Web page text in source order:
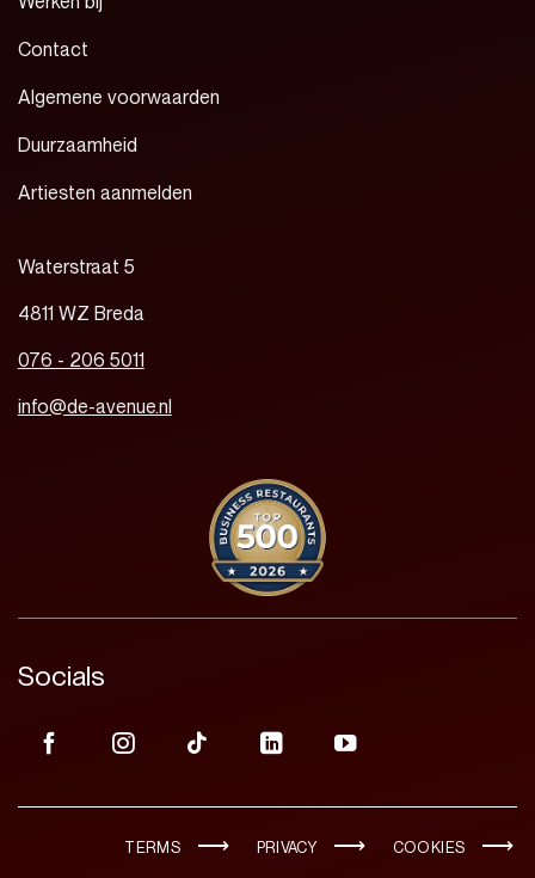
Contact
Algemene voorwaarden
Duurzaamheid
Artiesten aanmelden
Waterstraat 5
4811 WZ Breda
076 - 206 5011
info@de-avenue.nl
Socials
TERMS PRIVACY COOKIES